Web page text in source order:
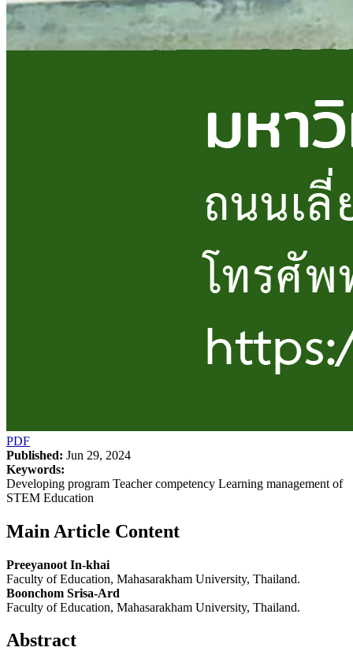
PDF
Published: Jun 29, 2024
Keywords:
Developing program Teacher competency Learning management of
STEM Education
Main Article Content
Preeyanoot In-khai
Faculty of Education, Mahasarakham University, Thailand.
Boonchom Srisa-Ard
Faculty of Education, Mahasarakham University, Thailand.
Abstract